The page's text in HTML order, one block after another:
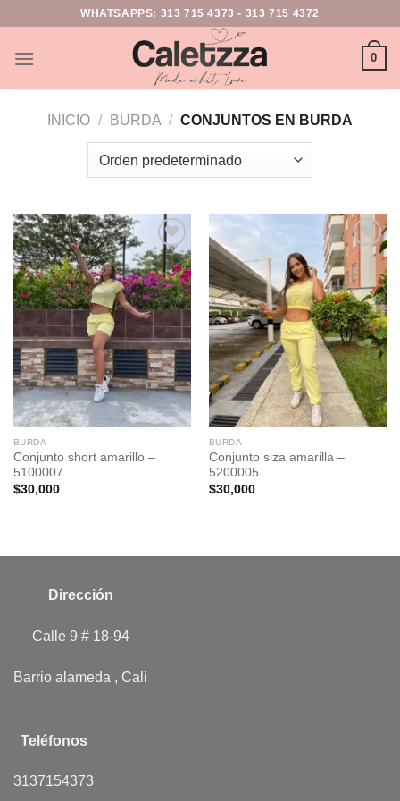
WHATSAPPS: 313 715 4373 - 313 715 4372
0
INICIO / BURDA / CONJUNTOS EN BURDA
Add to
wishlist
BURDA
Conjunto short amarillo –
5100007
$30,000
Add to
wishlist
BURDA
Conjunto siza amarilla –
5200005
$30,000
Dirección
Calle 9 # 18-94
Barrio alameda , Cali
Teléfonos
3137154373